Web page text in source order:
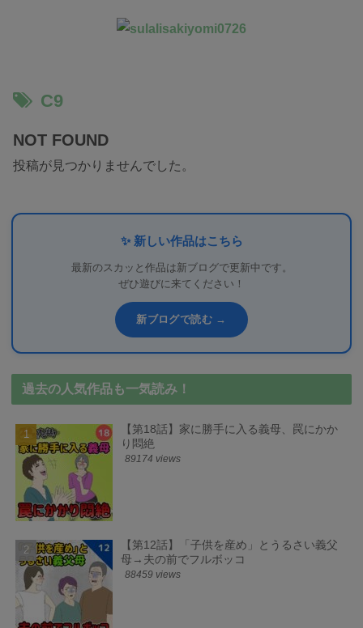
C9
NOT FOUND
投稿が見つかりませんでした。
✨ 新しい作品はこちら
最新のスカッと作品は新ブログで更新中です。
ぜひ遊びに来てください！
新ブログで読む →
過去の人気作品も一気読み！
【第18話】家に勝手に入る義母、罠にかか
り悶絶
89174 views
【第12話】「子供を産め」とうるさい義父
母→夫の前でフルボッコ
88459 views